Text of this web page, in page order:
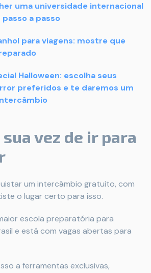
uma universidade internacional
a passo
para viagens: mostre que
Halloween: escolha seus
preferidos e te daremos um
sua vez de ir para
um intercâmbio gratuito, com
o lugar certo para isso.
escola preparatória para
e está com vagas abertas para
a ferramentas exclusivas,